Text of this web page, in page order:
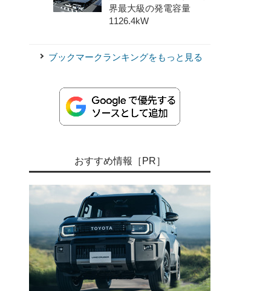
界最大級の発電容量
1126.4kW
ブックマークランキングをもっと見る
おすすめ情報［PR］